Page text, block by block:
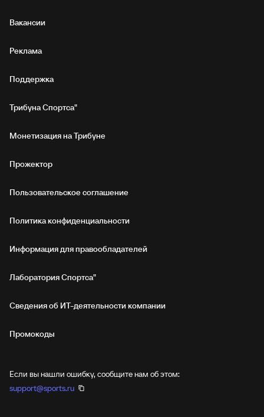
Вакансии
Реклама
Поддержка
Трибуна Спортса"
Монетизация на Трибуне
Прожектор
Пользовательское соглашение
Политика конфиденциальности
Информация для правообладателей
Лаборатория Спортса"
Сведения об ИТ‑деятельности компании
Промокоды
Если вы нашли ошибку, сообщите нам об этом:
support@sports.ru